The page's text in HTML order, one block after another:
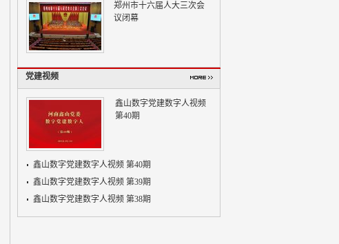
郑州市十六届人大三次会
议闭幕
党建视频
鑫山数字党建数字人视频
第40期
鑫山数字党建数字人视频 第40期
鑫山数字党建数字人视频 第39期
鑫山数字党建数字人视频 第38期